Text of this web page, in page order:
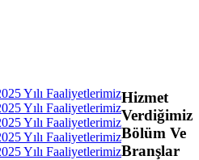
Hizmet
Verdiğimiz
Bölüm Ve
Branşlar